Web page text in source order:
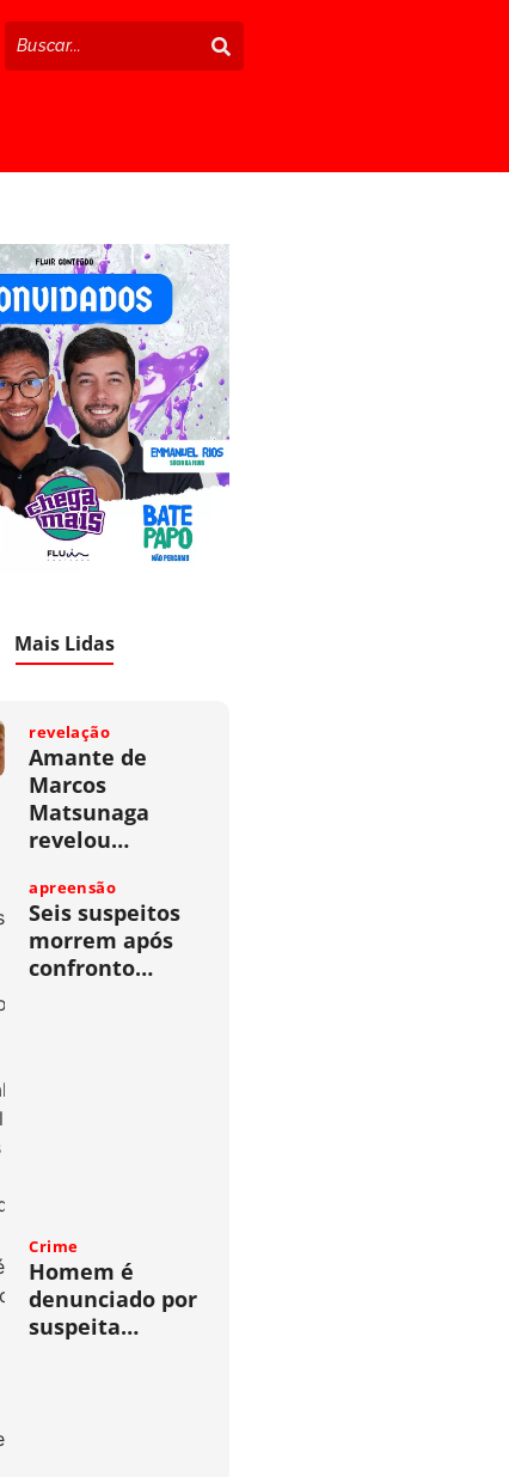
Mais Lidas
revelação
Amante de
Marcos
Matsunaga
revelou…
apreensão
Seis suspeitos
morrem após
confronto…
Crime
Homem é
denunciado por
suspeita…